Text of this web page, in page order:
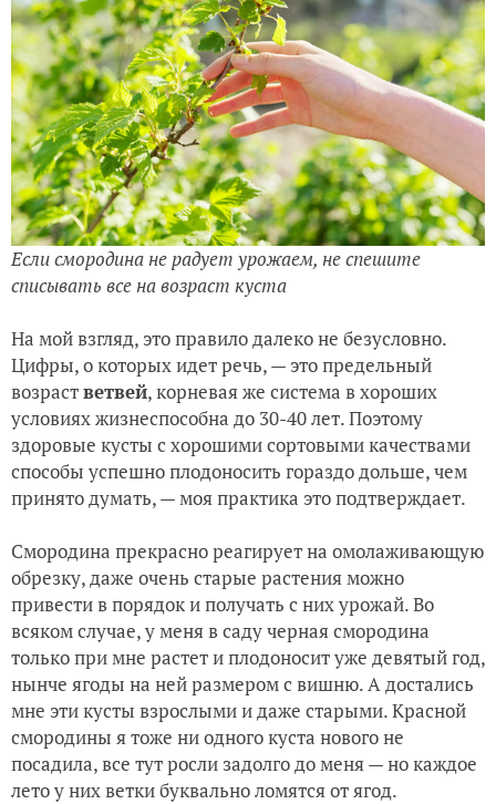
Если смородина не радует урожаем, не спешите
списывать все на возраст куста
На мой взгляд, это правило далеко не безусловно.
Цифры, о которых идет речь, — это предельный
возрастветвей, корневая же система в хороших
условиях жизнеспособна до 30-40 лет. Поэтому
здоровые кусты с хорошими сортовыми качествами
способы успешно плодоносить гораздо дольше, чем
принято думать, — моя практика это подтверждает.
Смородина прекрасно реагирует на омолаживающую
обрезку, даже очень старые растения можно
привести в порядок и получать с них урожай. Во
всяком случае, у меня в саду черная смородина
только при мне растет и плодоносит уже девятый год,
нынче ягоды на ней размером с вишню. А достались
мне эти кусты взрослыми и даже старыми. Красной
смородины я тоже ни одного куста нового не
посадила, все тут росли задолго до меня — но каждое
лето у них ветки буквально ломятся от ягод.